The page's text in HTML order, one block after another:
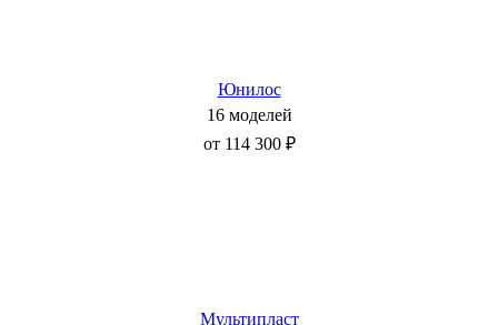
Юнилос
16 моделей
от 114 300 ₽
Мультипласт